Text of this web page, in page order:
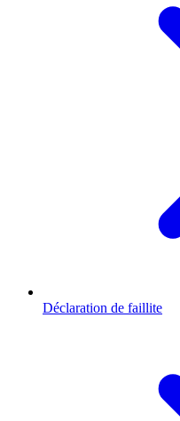
Déclaration de faillite